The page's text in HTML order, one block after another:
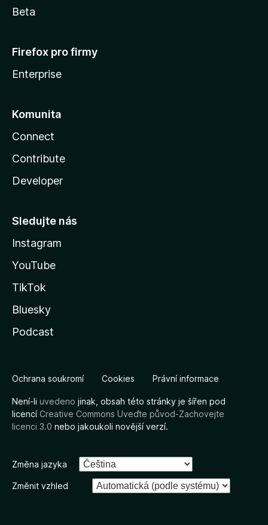
Beta
Firefox pro firmy
Enterprise
Komunita
Connect
Contribute
Developer
Sledujte nás
Instagram
YouTube
TikTok
Bluesky
Podcast
Ochrana soukromí Cookies Právní informace
Není-li uvedeno jinak, obsah této stránky je šířen pod
licencíCreative Commons Uveďte původ-Zachovejte
licenci 3.0 nebo jakoukoli novější verzí.
Změna jazyka
Změnit vzhled